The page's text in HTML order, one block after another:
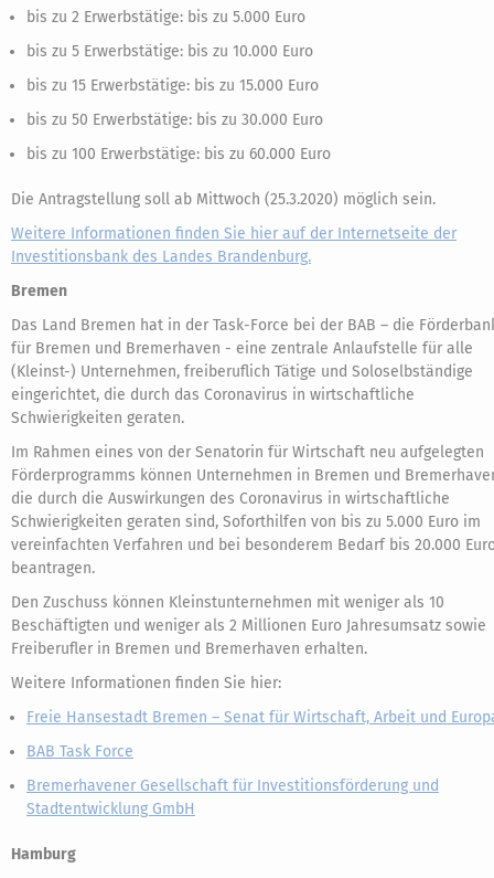
bis zu 2 Erwerbstätige: bis zu 5.000 Euro
bis zu 5 Erwerbstätige: bis zu 10.000 Euro
bis zu 15 Erwerbstätige: bis zu 15.000 Euro
bis zu 50 Erwerbstätige: bis zu 30.000 Euro
bis zu 100 Erwerbstätige: bis zu 60.000 Euro
Die Antragstellung soll ab Mittwoch (25.3.2020) möglich sein.
Weitere Informationen finden Sie hier auf der Internetseite der
Investitionsbank des Landes Brandenburg.
Bremen
Das Land Bremen hat in der Task-Force bei der BAB – die
für Bremen und Bremerhaven - eine zentrale Anlaufstelle für alle
(Kleinst-) Unternehmen, freiberuflich Tätige und Soloselbständige
eingerichtet, die durch das Coronavirus in wirtschaftliche
Schwierigkeiten geraten.
Im Rahmen eines von der Senatorin für Wirtschaft neu aufgelegten
Förderprogramms können Unternehmen in Bremen und
die durch die Auswirkungen des Coronavirus in wirtschaftliche
Schwierigkeiten geraten sind, Soforthilfen von bis zu 5.000 Euro im
vereinfachten Verfahren und bei besonderem Bedarf bis 20.000
beantragen.
Den Zuschuss können Kleinstunternehmen mit weniger als 10
Beschäftigten und weniger als 2 Millionen Euro Jahresumsatz sowie
Freiberufler in Bremen und Bremerhaven erhalten.
Weitere Informationen finden Sie hier:
Freie Hansestadt Bremen – Senat für Wirtschaft, Arbeit und
BAB Task Force
Bremerhavener Gesellschaft für Investitionsförderung und
Stadtentwicklung GmbH
Hamburg